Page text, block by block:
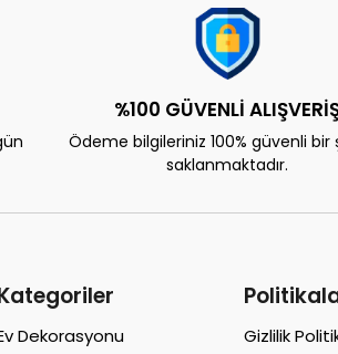
%100 GÜVENLİ
Ödeme bilgileriniz 100% güvenli bir
saklanmaktadır.
Dekorasyonu Gizlilik